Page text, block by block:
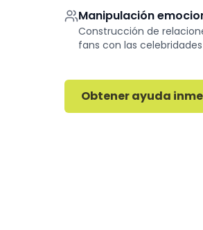
Manipulación
Construcción de
fans con las celebridades
Obtener ayuda